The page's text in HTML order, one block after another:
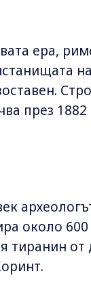
ера,
през
около
тиранин от